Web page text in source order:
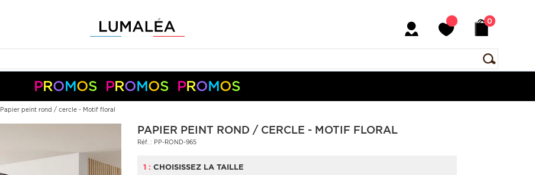
0
PROMOS PROMOS PROMOS
-5% + 50€ S05050
-10% + 150€ S10150
PayPal
Papier peint rond / cercle - Motif floral
PAPIER PEINT ROND / CERCLE - MOTIF FLORAL
Réf. : PP-ROND-965
1 : CHOISISSEZ LA TAILLE